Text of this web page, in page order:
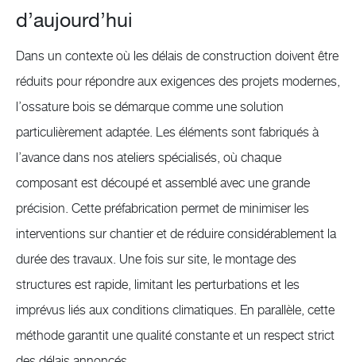
d’aujourd’hui
Dans un contexte où les délais de construction doivent être
réduits pour répondre aux exigences des projets modernes,
l’ossature bois se démarque comme une solution
particulièrement adaptée. Les éléments sont fabriqués à
l’avance dans nos ateliers spécialisés, où chaque
composant est découpé et assemblé avec une grande
précision. Cette préfabrication permet de minimiser les
interventions sur chantier et de réduire considérablement la
durée des travaux. Une fois sur site, le montage des
structures est rapide, limitant les perturbations et les
imprévus liés aux conditions climatiques. En parallèle, cette
méthode garantit une qualité constante et un respect strict